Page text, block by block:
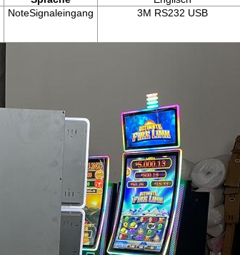
NoteSignaleingang 3M RS232 USB